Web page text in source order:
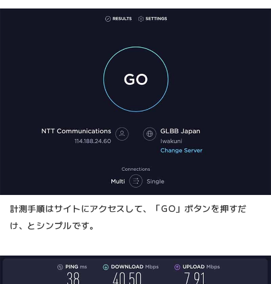
計測手順はサイトにアクセスして、「GO」ボタンを押すだ
け、とシンプルです。